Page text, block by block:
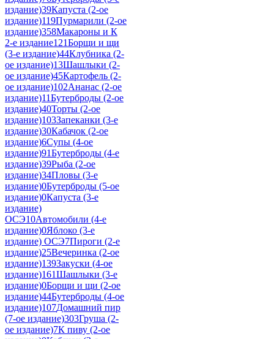
издание)39Капуста (2-ое
издание)119Пурмарили (2-ое
издание)358Макароны и К
2-е издание121Борщи и щи
(3-е издание)44Клубника (2-
ое издание)13Шашлыки (2-
ое издание)45Картофель (2-
ое издание)102Ананас (2-ое
издание)11Бутерброды (2-ое
издание)40Торты (2-ое
издание)103Запеканки (3-е
издание)30Кабачок (2-ое
издание)6Супы (4-ое
издание)91Бутерброды (4-е
издание)39Рыба (2-ое
издание)34Пловы (3-е
издание)0Бутерброды (5-ое
издание)0Капуста (3-е
издание)
ОСЭ10Автомобили (4-е
издание)0Яблоко (3-е
издание) ОСЭ7Пироги (2-е
издание)25Вечеринка (2-ое
издание)139Закуски (4-ое
издание)161Шашлыки (3-е
издание)0Борщи и щи (2-ое
издание)44Бутерброды (4-ое
издание)107Домашний пир
(7-ое издание)303Груша (2-
ое издание)7К пиву (2-ое